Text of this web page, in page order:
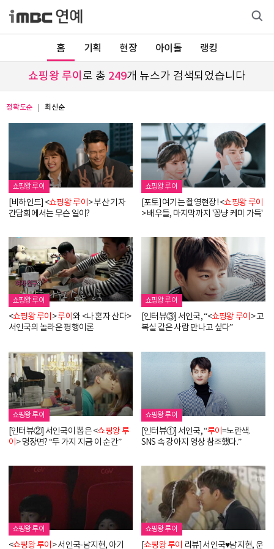
홈 기획 현장 아이돌 랭킹
쇼핑왕 루이 로 총 249개 뉴스가 검색되었습니다
정확도순 최신순
쇼핑왕 루이
[비하인드] <쇼핑왕루이 > 부산 기자
간담회에서는 무슨 일이?
쇼핑왕 루이
[포토] 여기는 촬영현장! <쇼핑왕루이
> 배우들, 마지막까지 '꽁냥 케미 가득'
쇼핑왕 루이
<쇼핑왕루이 >루이 와 <나 혼자 산다>
서인국의 놀라운 평행이론
쇼핑왕 루이
[인터뷰③] 서인국, “<쇼핑왕루이 > 고
복실 같은 사람 만나고 싶다”
쇼핑왕 루이
[인터뷰②] 서인국이 뽑은 <쇼핑왕루
이 > 명장면? “두 가지 지금 이 순간”
쇼핑왕 루이
[인터뷰①] 서인국, “루이=노란색.
SNS 속 강아지 영상 참조했다.”
쇼핑왕 루이
<쇼핑왕루이 > 서인국-남지현, 아기
쇼핑왕 루이
쇼핑왕루이 리뷰] 서인국♥남지현, 운